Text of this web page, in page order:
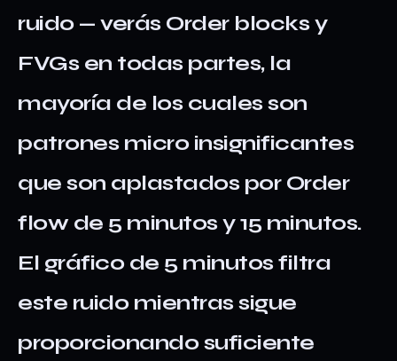
ruido — verás Order blocks y
FVGs en todas partes, la
mayoría de los cuales son
patrones micro insignificantes
que son aplastados por Order
flow de 5 minutos y 15 minutos.
El gráfico de 5 minutos filtra
este ruido mientras sigue
proporcionando suficiente